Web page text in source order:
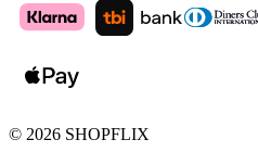
© 2026 SHOPFLIX